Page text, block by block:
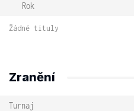
Rok
Žádné tituly
Zranění
Turnaj